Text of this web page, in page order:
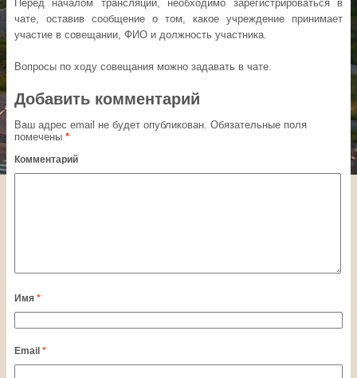
Перед началом трансляции, необходимо зарегистрироваться в
чате, оставив сообщение о том, какое учреждение принимает
участие в совещании, ФИО и должность участника.
Вопросы по ходу совещания можно задавать в чате.
Добавить комментарий
Ваш адрес email не будет опубликован. Обязательные поля
помечены *
Комментарий
Имя *
Email *